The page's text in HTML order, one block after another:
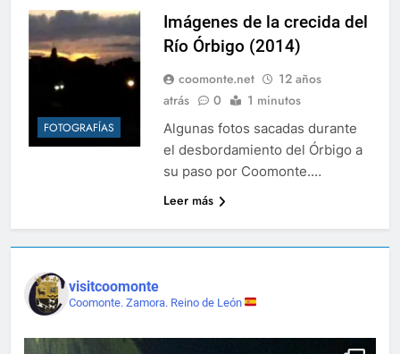
FOTOGRAFÍAS
Imágenes de la crecida del
Río Órbigo (2014)
coomonte.net
12 años
atrás
0 1 minutos
Algunas fotos sacadas durante
el desbordamiento del Órbigo a
su paso por Coomonte.…
Leer más
visitcoomonte
Coomonte. Zamora. Reino de León